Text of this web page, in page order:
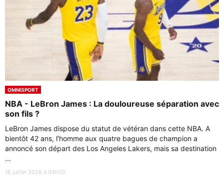
OMNISPORT
NBA - LeBron James : La douloureuse séparation avec
son fils ?
LeBron James dispose du statut de vétéran dans cette NBA. A
bientôt 42 ans, l'homme aux quatre bagues de champion a
annoncé son départ des Los Angeles Lakers, mais sa destination
...
16 juillet 2026 à 04h00